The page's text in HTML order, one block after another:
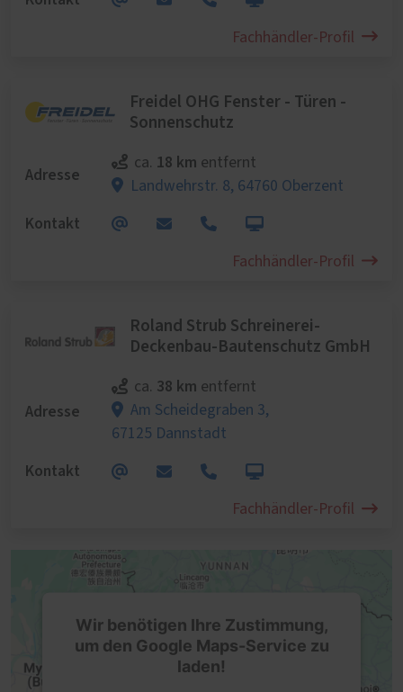
Fachhändler-Profil
Freidel OHG Fenster - Türen -
Sonnenschutz
Adresse
ca. 18 km entfernt
Landwehrstr. 8, 64760 Oberzent
Kontakt
Fachhändler-Profil
Roland Strub Schreinerei-
Deckenbau-Bautenschutz GmbH
Adresse
ca. 38 km entfernt
Am Scheidegraben 3,
67125 Dannstadt
Kontakt
Fachhändler-Profil
Wir benötigen Ihre Zustimmung,
um den Google Maps-Service zu
laden!